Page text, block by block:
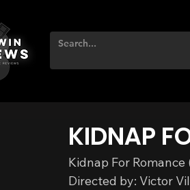
KIDNAP
Kidnap For Romance
Directed by: Victor